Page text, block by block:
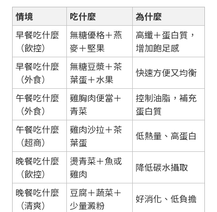
情境
吃什麼
為什麼
早餐吃什麼
（飲控）
無糖優格＋燕
麥＋堅果
高纖＋蛋白質，
增加飽足感
早餐吃什麼
（外食）
無糖豆漿＋茶
葉蛋＋水果
快速方便又均衡
午餐吃什麼
（外食）
雞胸肉便當＋
青菜
控制油脂，補充
蛋白質
午餐吃什麼
（超商）
雞肉沙拉＋茶
葉蛋
低熱量、高蛋白
晚餐吃什麼
（飲控）
燙青菜＋魚或
雞肉
降低碳水攝取
晚餐吃什麼
（清爽）
豆腐＋蔬菜＋
少量澱粉
好消化、低負擔